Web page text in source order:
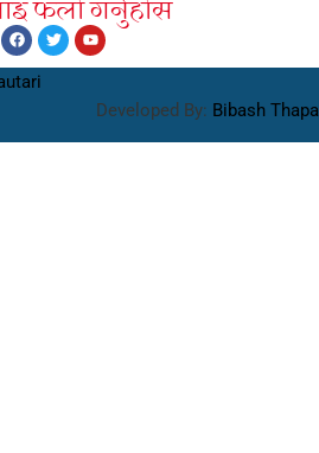
फलाे गर्नुहाेस
Developed By: Bibash Thapa